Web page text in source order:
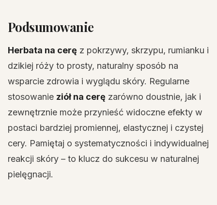
Podsumowanie
Herbata na cerę z pokrzywy, skrzypu, rumianku i
dzikiej róży to prosty, naturalny sposób na
wsparcie zdrowia i wyglądu skóry. Regularne
stosowanie ziół na cerę zarówno doustnie, jak i
zewnętrznie może przynieść widoczne efekty w
postaci bardziej promiennej, elastycznej i czystej
cery. Pamiętaj o systematyczności i indywidualnej
reakcji skóry – to klucz do sukcesu w naturalnej
pielęgnacji.